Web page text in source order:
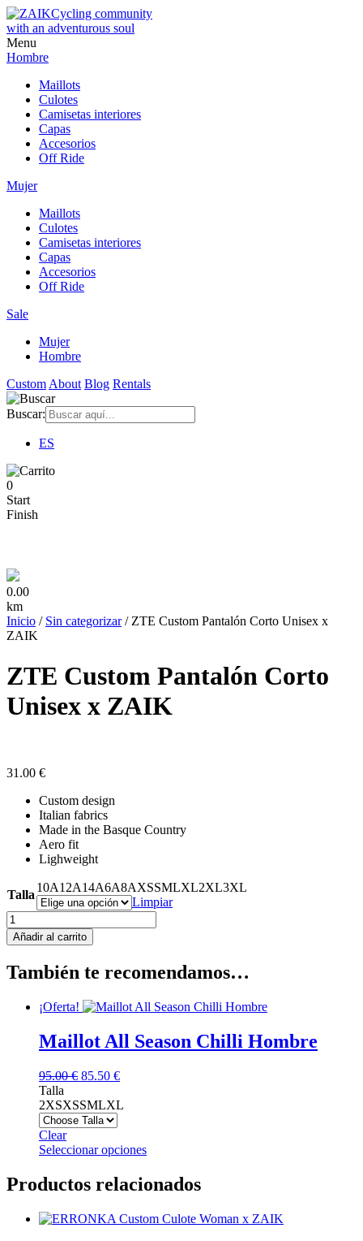
Cycling community
with an adventurous soul
Menu
Hombre
Maillots
Culotes
Camisetas interiores
Capas
Accesorios
Off Ride
Mujer
Maillots
Culotes
Camisetas interiores
Capas
Accesorios
Off Ride
Sale
Mujer
Hombre
Custom About Blog Rentals
Buscar:
ES
0
Start
Finish
0.00
km
Inicio / Sin categorizar/ ZTE Custom Pantalón Corto Unisex x
ZAIK
ZTE Custom Pantalón Corto
Unisex x ZAIK
31.00 €
Custom design
Italian fabrics
Made in the Basque Country
Aero fit
Lighweight
Talla
10A12A14A6A8AXSSMLXL2XL3XL
Limpiar
ZTE
Custom
Pantalón
Unisex
ZAIK
Añadir al carrito
También te recomendamos…
¡Oferta!
Maillot All Season Chilli Hombre
95.00€ El
original
era:
85.50 €El
actual
Talla
2XSXSSMLXL
Clear
Seleccionar opcionesEste
múltiples
Las
Productos relacionados